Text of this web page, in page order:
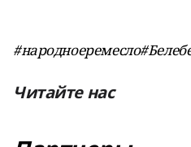
Читайте нас